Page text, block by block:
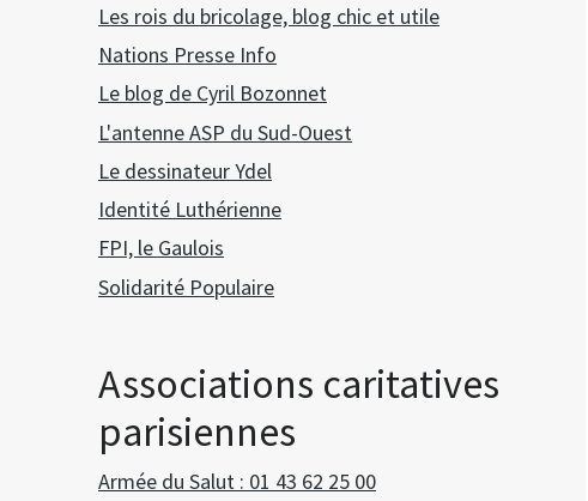
Les rois du bricolage, blog chic et utile
Nations Presse Info
Le blog de Cyril Bozonnet
L'antenne ASP du Sud-Ouest
Le dessinateur Ydel
Identité Luthérienne
FPI, le Gaulois
Solidarité Populaire
Associations caritatives
parisiennes
Armée du Salut : 01 43 62 25 00